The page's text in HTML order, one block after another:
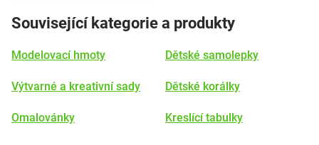
Související kategorie a produkty
Modelovací hmoty
Výtvarné a kreativní sady
Omalovánky
Dětské samolepky
Dětské korálky
Kreslící tabulky